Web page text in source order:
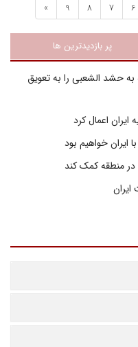
6
7
8
9
»
پر بازدیدترین ها
حشد الشعبی را به تعویق
اعمال کرد
خواهیم بود
در منطقه کمک کند